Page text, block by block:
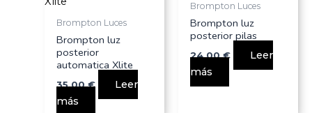
Brompton Luces
Brompton luz
posterior
automatica Xlite
35,00€
Leer
más
Brompton Luces
Brompton luz
posterior pilas
24,00€
Leer
más